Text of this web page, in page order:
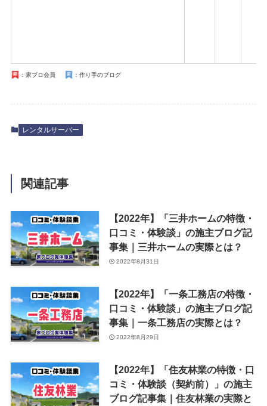
：家ブロ会員 ：作り手のブログ
レンタルサーバー
関連記事
【2022年】「三井ホームの特徴・
口コミ・体験談」の施主ブログ記
事集｜三井ホームの実際とは？
2022年8月31日
【2022年】「一条工務店の特徴・
口コミ・体験談」の施主ブログ記
事集｜一条工務店の実際とは？
2022年8月29日
【2022年】「住友林業の特徴・口
コミ・体験談（契約前）」の施主
ブログ記事集｜住友林業の実際と